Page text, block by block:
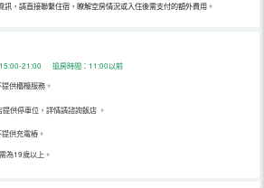
訊，請直接聯繫住宿，瞭解空房情況或入住後需支付的額外費用。
15:00-21:00 退房時間：11:00以前
供櫃檯服務。
提供停車位，詳情請諮詢飯店 。
供充電樁。
為19歲以上。